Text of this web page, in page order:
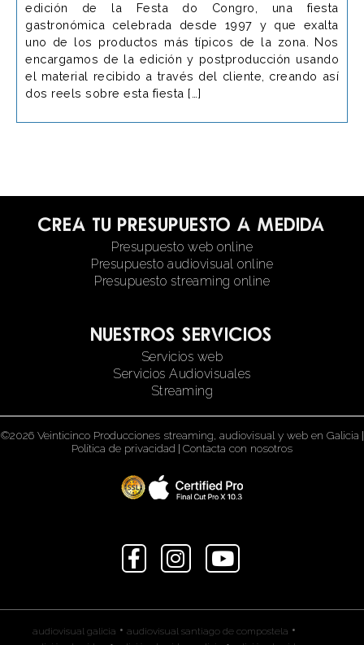
edición de la Festa do Congro, una fiesta
gastronómica celebrada desde 1997 y que exalta
uno de los productos más típicos de la zona. Nos
encargamos de la edición y postproducción usando
el material recibido a través del cliente, creando así
dos reels sobre esta fiesta […]
Crea tu presupuesto a medida
Presupuesto web online
Presupuesto audiovisual online
Presupuesto streaming online
Nuestros servicios
Servicios web
Servicios Audiovisuales
Streaming
©2026 Veinticinco Producciones streaming, audiovisual y web en Galicia |
Política de privacidad | Contacta con nosotros
audiovisual galicia • audiovisual santiago de compostela •